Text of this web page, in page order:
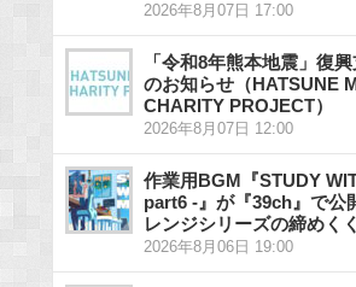
2026年8月07日 17:00
「令和8年熊本地震」復
のお知らせ（HATSUNE
CHARITY PROJECT）
2026年8月07日 12:00
作業用BGM『STUDY
part6 -』が『39ch』で公
レンジシリーズの締めく
2026年8月06日 19:00